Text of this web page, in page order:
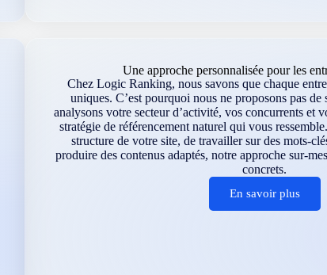
Une approche personnalisée pour les
Chez Logic Ranking, nous savons que chaque
uniques. C’est pourquoi nous ne proposons pas
analysons votre secteur d’activité, vos concurrents et
stratégie de référencement naturel qui vous
structure de votre site, de travailler sur des mots-
produire des contenus adaptés, notre approche sur-
concrets.
En savoir plus